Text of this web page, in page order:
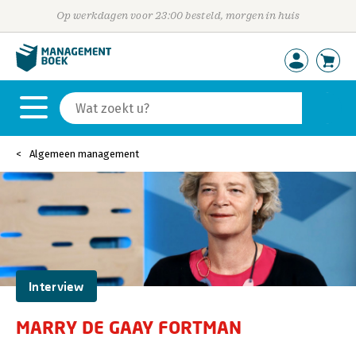
Op werkdagen voor 23:00 besteld, morgen in huis
Algemeen management
Interview
MARRY DE GAAY FORTMAN